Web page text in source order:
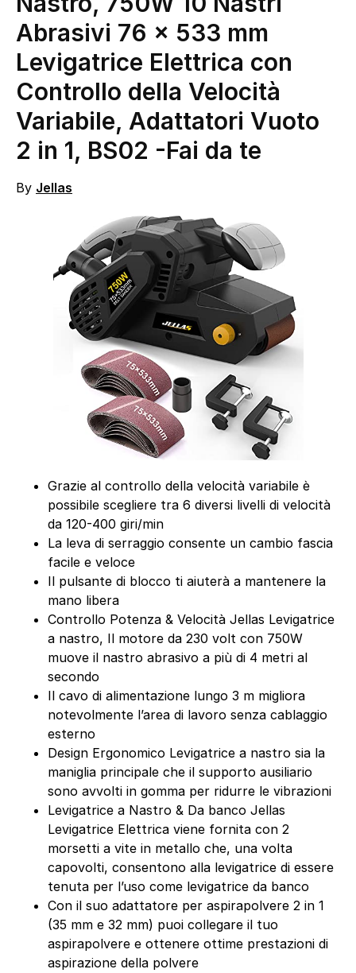
Abrasivi 76 x 533 mm
Levigatrice Elettrica con
Controllo della Velocità
Variabile, Adattatori Vuoto
2 in 1, BS02 -Fai da te
By Jellas
Grazie al controllo della velocità variabile è
possibile scegliere tra 6 diversi livelli di velocità
da 120-400 giri/min
La leva di serraggio consente un cambio fascia
facile e veloce
Il pulsante di blocco ti aiuterà a mantenere la
mano libera
Controllo Potenza & Velocità Jellas Levigatrice
a nastro, Il motore da 230 volt con 750W
muove il nastro abrasivo a più di 4 metri al
secondo
Il cavo di alimentazione lungo 3 m migliora
notevolmente l’area di lavoro senza cablaggio
esterno
Design Ergonomico Levigatrice a nastro sia la
maniglia principale che il supporto ausiliario
sono avvolti in gomma per ridurre le vibrazioni
Levigatrice a Nastro & Da banco Jellas
Levigatrice Elettrica viene fornita con 2
morsetti a vite in metallo che, una volta
capovolti, consentono alla levigatrice di essere
tenuta per l’uso come levigatrice da banco
Con il suo adattatore per aspirapolvere 2 in 1
(35 mm e 32 mm) puoi collegare il tuo
aspirapolvere e ottenere ottime prestazioni di
aspirazione della polvere